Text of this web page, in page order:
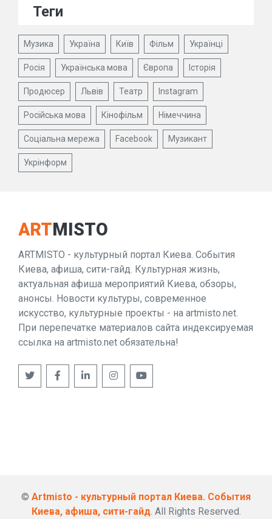
Теги
Музика Україна Київ Фільм Українці
Росія Українська мова Європа Історія
Продюсер Львів Театр Instagram
Російська мова Кінофільм Німеччина
Соціальна мережа Facebook Музикант
Укрінформ
ARTMISTO
ARTMISTO - культурный портал Киева. События
Киева, афиша, сити-гайд. Культурная жизнь,
актуальная афиша мероприятий Киева, обзоры,
анонсы. Новости культуры, современное
искусство, культурные проекты - на artmisto.net.
При перепечатке материалов сайта индексируемая
ссылка на artmisto.net обязательна!
© Artmisto - культурный портал Киева. События
Киева, афиша, сити-гайд. All Rights Reserved.